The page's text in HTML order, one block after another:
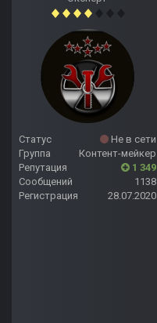
Статус
Не в сети
Группа
Контент-мейкер
Репутация
1 349
Сообщений
1138
Регистрация
28.07.2020